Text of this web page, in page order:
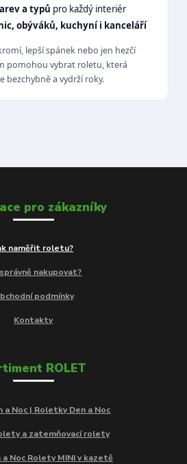
a typů pro každý interiér
obýváků, kuchyní i kanceláří
lepší spánek nebo jen hezčí
pomohou vybrat roletu, která
bezchybně a vydrží roky.
pro zákazníky
naměřit roletu?
nakupovat?
podmínky
Kontakty
ROLET
a Noc | Roletky Den a Noc
a zatemňovací rolety
Noc Rolety MINI v kazetě